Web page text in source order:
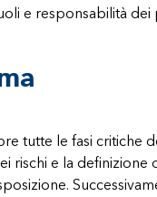
e responsabilità dei
tutte le fasi critiche
rischi e la